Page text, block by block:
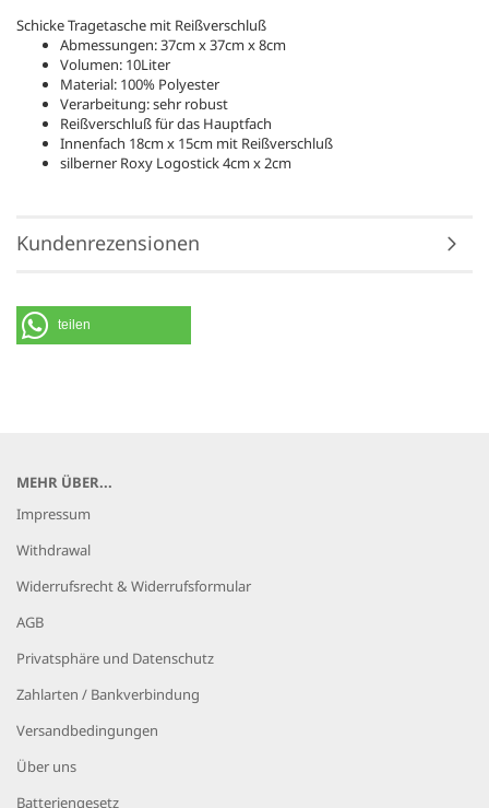
Schicke Tragetasche mit Reißverschluß
Abmessungen: 37cm x 37cm x 8cm
Volumen: 10Liter
Material: 100% Polyester
Verarbeitung: sehr robust
Reißverschluß für das Hauptfach
Innenfach 18cm x 15cm mit Reißverschluß
silberner Roxy Logostick 4cm x 2cm
Kundenrezensionen
teilen
MEHR ÜBER...
Impressum
Withdrawal
Widerrufsrecht & Widerrufsformular
AGB
Privatsphäre und Datenschutz
Zahlarten / Bankverbindung
Versandbedingungen
Über uns
Batteriengesetz